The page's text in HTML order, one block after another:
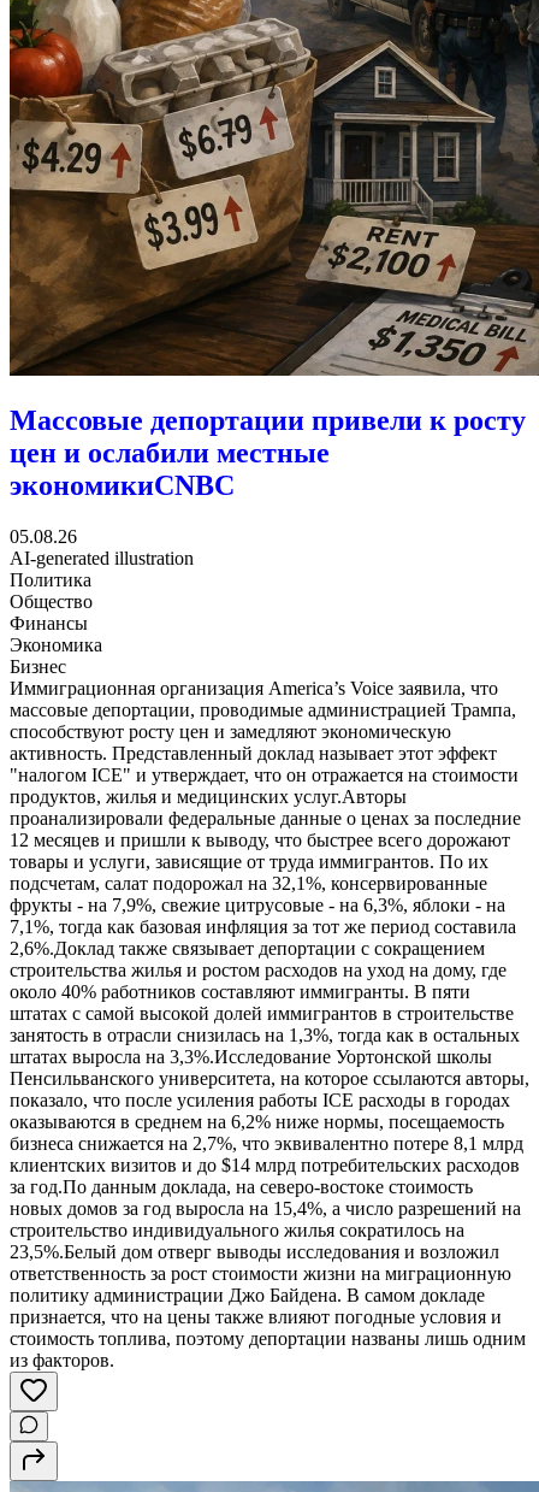
Массовые депортации привели к росту
цен и ослабили местные
экономикиCNBC
05.08.26
AI-generated illustration
Политика
Общество
Финансы
Экономика
Бизнес
Иммиграционная организация America’s Voice заявила, что
массовые депортации, проводимые администрацией Трампа,
способствуют росту цен и замедляют экономическую
активность. Представленный доклад называет этот эффект
"налогом ICE" и утверждает, что он отражается на стоимости
продуктов, жилья и медицинских услуг.Авторы
проанализировали федеральные данные о ценах за последние
12 месяцев и пришли к выводу, что быстрее всего дорожают
товары и услуги, зависящие от труда иммигрантов. По их
подсчетам, салат подорожал на 32,1%, консервированные
фрукты - на 7,9%, свежие цитрусовые - на 6,3%, яблоки - на
7,1%, тогда как базовая инфляция за тот же период составила
2,6%.Доклад также связывает депортации с сокращением
строительства жилья и ростом расходов на уход на дому, где
около 40% работников составляют иммигранты. В пяти
штатах с самой высокой долей иммигрантов в строительстве
занятость в отрасли снизилась на 1,3%, тогда как в остальных
штатах выросла на 3,3%.Исследование Уортонской школы
Пенсильванского университета, на которое ссылаются авторы,
показало, что после усиления работы ICE расходы в городах
оказываются в среднем на 6,2% ниже нормы, посещаемость
бизнеса снижается на 2,7%, что эквивалентно потере 8,1 млрд
клиентских визитов и до $14 млрд потребительских расходов
за год.По данным доклада, на северо-востоке стоимость
новых домов за год выросла на 15,4%, а число разрешений на
строительство индивидуального жилья сократилось на
23,5%.Белый дом отверг выводы исследования и возложил
ответственность за рост стоимости жизни на миграционную
политику администрации Джо Байдена. В самом докладе
признается, что на цены также влияют погодные условия и
стоимость топлива, поэтому депортации названы лишь одним
из факторов.